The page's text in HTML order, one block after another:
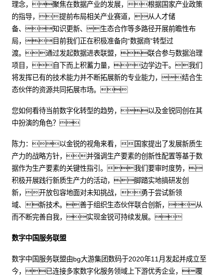
理念，聚焦在数据产业的发展，根据国家产业政策
的指导，提前布局相关产业赛道，从人才储
备、知识更新、生态合作等多路径开展前瞻性布
局，目前我们正在积极准备向“数据商”转型过
渡。通过发起数据进表联盟，联合参与数据治理
项目，自下而上积蓄力量，边学边干。我们
将发挥已有的技术能力并不断拓展新的专业能力，结合生
态伙伴的资源共同拓展市场。
您如何看待当前数字化转型的趋势，以及金锐同创在其
中扮演的角色？
陈力：以金锐的视角来看，国家提出了发展新质生
产力的战略方针，并强调生产要素的创新性配置等基于数
据作为生产要素的关键性指引。我们要审时度势，
积极开展践行新质生产力的活动，脚踏实地搞研发创
新，开放包容地面对未知挑战，勇于尝试新领
域、新技术。善于组织生态伙伴联合创新，从
而不断完善自我，实现金锐可持续发展。
数字中国服务联盟
数字中国服务联盟由bg大游集团数码于2020年11月发起并成立至
今，已连接多家数字化服务领域上下游优秀企业，覆